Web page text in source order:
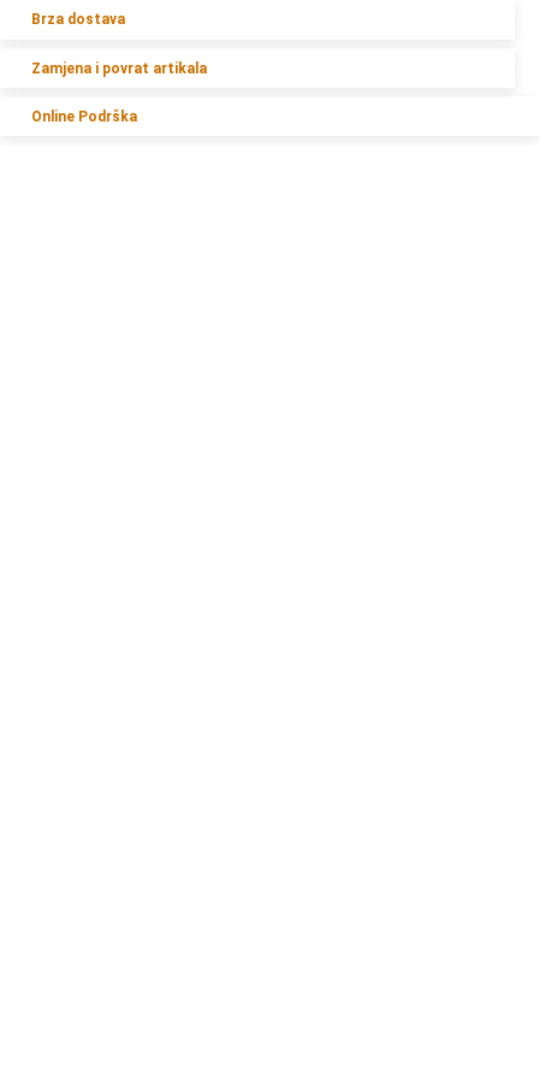
Brza dostava
Zamjena i povrat artikala
Online Podrška